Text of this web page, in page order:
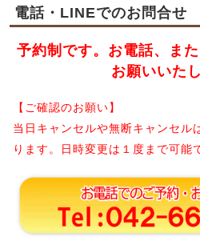
電話・LINEでのお問合せ
予約制です。お電話、ま
お願いいた
【ご確認のお願い】
当日キャンセルや無断キャンセル
ります。日時変更は１度まで可能